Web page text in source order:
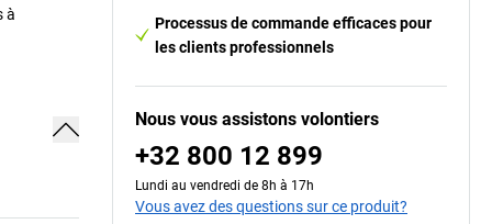
à
Processus de commande efficaces pour
les clients professionnels
Nous vous assistons volontiers
+32 800 12 899
Lundi au vendredi de 8h à 17h
Vous avez des questions sur ce produit?